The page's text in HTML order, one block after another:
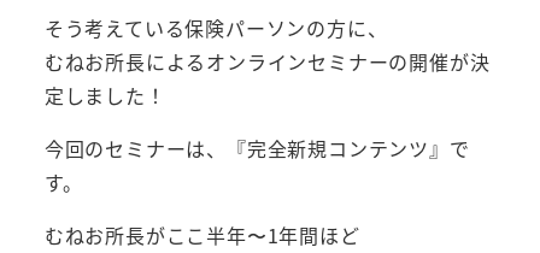
そう考えている保険パーソンの方に、
むねお所長によるオンラインセミナーの開催が決
定しました！
今回のセミナーは、『完全新規コンテンツ』で
す。
むねお所長がここ半年〜1年間ほど